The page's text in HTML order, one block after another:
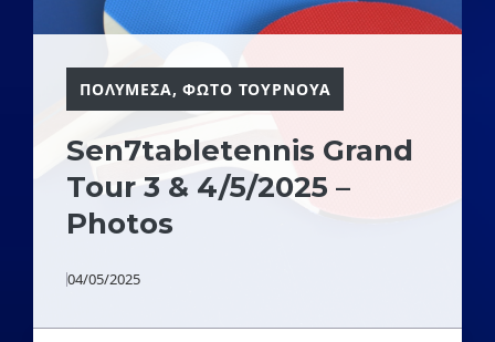
ΠΟΛΥΜΕΣΑ,ΦΩΤΟ ΤΟΥΡΝΟΥΑ
Sen7tabletennis Grand
Tour 3 & 4/5/2025 –
Photos
04/05/2025